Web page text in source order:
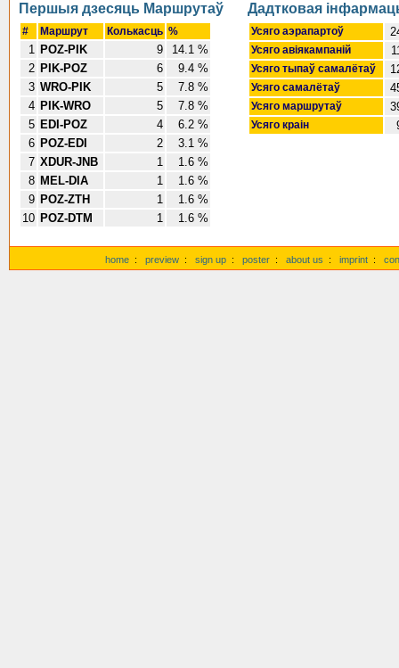
Першыя дзесяць Маршрутаў
# Маршрут Колькасць %
1 POZ-PIK 9
14.1 %
2 PIK-POZ 6
9.4 %
3 WRO-PIK 5
7.8 %
4 PIK-WRO 5
7.8 %
5 EDI-POZ 4
6.2 %
6 POZ-EDI 2
3.1 %
7 XDUR-JNB 1
1.6 %
8 MEL-DIA 1
1.6 %
9 POZ-ZTH 1
1.6 %
10 POZ-DTM 1 1.6 %
Дадтковая
Усяго аэрапартоў
Усяго авіякампаній
Усяго тыпаў самалётаў
Усяго самалётаў
Усяго маршрутаў
Усяго краін
home : preview : sign up : poster : about us : imprint :